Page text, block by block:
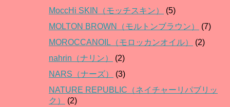
MoccHi SKIN（モッチスキン）
(5)
MOLTON BROWN（モルトンブラウン）
(7)
MOROCCANOIL（モロッカンオイル）
(2)
nahrin（ナリン）
(2)
NARS（ナーズ）
(3)
NATURE REPUBLIC（ネイチャーリパブリッ
ク）
(2)